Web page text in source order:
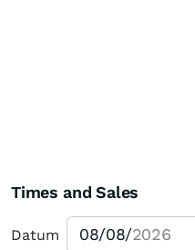
Times and Sales
Datum